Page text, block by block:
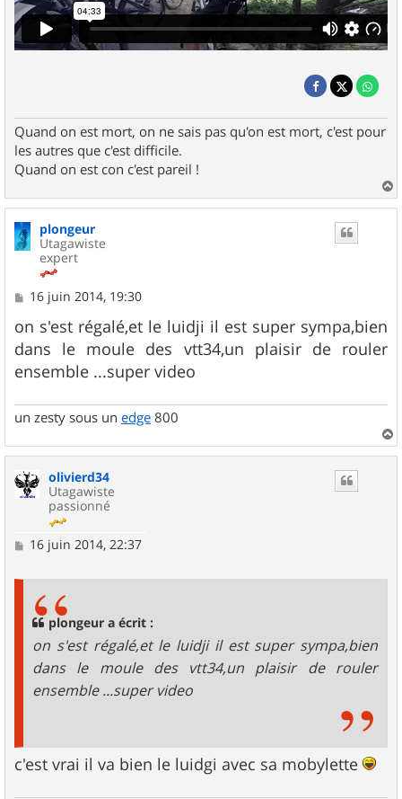
Quand on est mort, on ne sais pas qu'on est mort, c'est pour
les autres que c'est difficile.
Quand on est con c'est pareil !
a
u
plongeur
Utagawiste
expert
M
s
s
a
g
e
16 juin 2014, 19:30
on s'est régalé,et le luidji il est super sympa,bien
dans le moule des vtt34,un plaisir de rouler
ensemble ...super video
un zesty sous un edge 800
a
olivierd34
Utagawiste
passionné
M16 juin 2014, 22:37
plongeur a écrit :
on s'est régalé,et le luidji il est super sympa,bien
dans le moule des vtt34,un plaisir de rouler
ensemble ...super video
c'est vrai il va bien le luidgi avec sa mobylette